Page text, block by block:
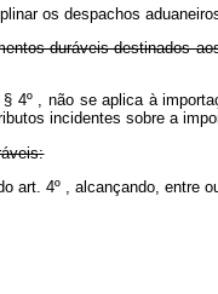
os despachos
duráveis destinados
, não se aplica à
incidentes sobre a
art. 4º , alcançando, entre